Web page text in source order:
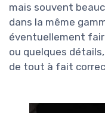
mais souvent
dans la même
éventuellement
ou quelques
de tout à fait